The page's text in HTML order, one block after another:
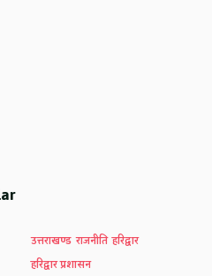
उत्तराखण्ड राजनीति हरिद्वार
हरिद्वार प्रशासन